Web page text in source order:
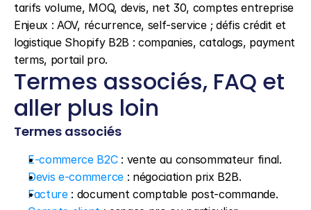
tarifs volume, MOQ, devis, net 30, comptes entreprise
Enjeux : AOV, récurrence, self-service ; défis crédit et
logistique Shopify B2B : companies, catalogs, payment
terms, portail pro.
Termes associés, FAQ et
aller plus loin
Termes associés
E-commerce B2C : vente au consommateur final.
Devis e-commerce : négociation prix B2B.
Facture : document comptable post-commande.